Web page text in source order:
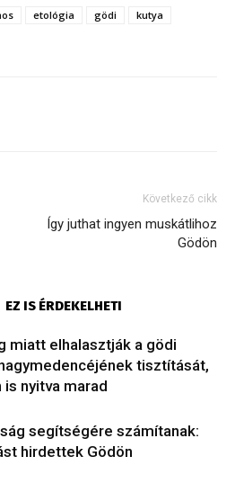
etológia gödi
kutya
Következő cikk
Így juthat ingyen muskátlihoz
Gödön
EZ IS ÉRDEKELHETI
miatt elhalasztják a gödi
tisztítását,
is nyitva marad
segítségére számítanak:
hirdettek Gödön